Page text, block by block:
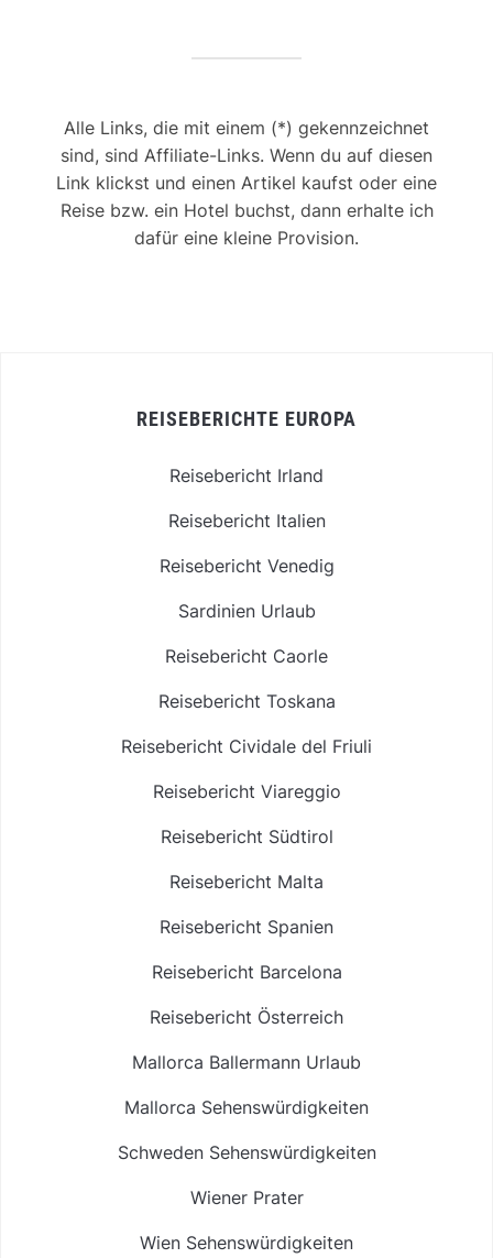
Alle Links, die mit einem (*) gekennzeichnet
sind, sind Affiliate-Links. Wenn du auf diesen
Link klickst und einen Artikel kaufst oder eine
Reise bzw. ein Hotel buchst, dann erhalte ich
dafür eine kleine Provision.
REISEBERICHTE EUROPA
Reisebericht Irland
Reisebericht Italien
Reisebericht Venedig
Sardinien Urlaub
Reisebericht Caorle
Reisebericht Toskana
Reisebericht Cividale del Friuli
Reisebericht Viareggio
Reisebericht Südtirol
Reisebericht Malta
Reisebericht Spanien
Reisebericht Barcelona
Reisebericht Österreich
Mallorca Ballermann Urlaub
Mallorca Sehenswürdigkeiten
Schweden Sehenswürdigkeiten
Wiener Prater
Wien Sehenswürdigkeiten